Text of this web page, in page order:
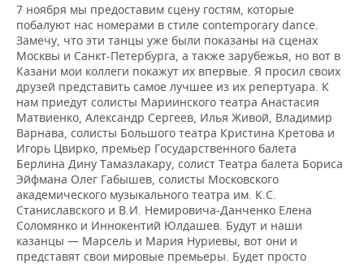
7 ноября мы предоставим сцену гостям, которые
побалуют нас номерами в стиле contemporary dance.
Замечу, что эти танцы уже были показаны на сценах
Москвы и Санкт-Петербурга, а также зарубежья, но вот в
Казани мои коллеги покажут их впервые. Я просил своих
друзей представить самое лучшее из их репертуара. К
нам приедут солисты Мариинского театра Анастасия
Матвиенко, Александр Сергеев, Илья Живой, Владимир
Варнава, солисты Большого театра Кристина Кретова и
Игорь Цвирко, премьер Государственного балета
Берлина Дину Тамазлакару, солист Театра балета Бориса
Эйфмана Олег Габышев, солисты Московского
академического музыкального театра им. К.С.
Станиславского и В.И. Немировича-Данченко Елена
Соломянко и Иннокентий Юлдашев. Будут и наши
казанцы — Марсель и Мария Нуриевы, вот они и
представят свои мировые премьеры. Будет просто